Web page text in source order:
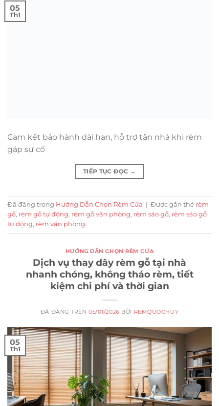
05
Th1
Cam kết bảo hành dài hạn, hỗ trợ tận nhà khi rèm
gặp sự cố
TIẾP TỤC ĐỌC →
Đã đăng trong Hướng Dẫn Chọn Rèm Cửa | Được gắn thẻ rèm
gỗ, rèm gỗ tự động, rèm gỗ văn phòng, rèm sáo gỗ, rèm sáo gỗ
tự động, rèm văn phòng
HƯỚNG DẪN CHỌN RÈM CỬA
Dịch vụ thay dây rèm gỗ tại nhà
nhanh chóng, không tháo rèm, tiết
kiệm chi phí và thời gian
ĐÃ ĐĂNG TRÊN05/01/2026 BỞI REMQUOCHUY
05
Th1